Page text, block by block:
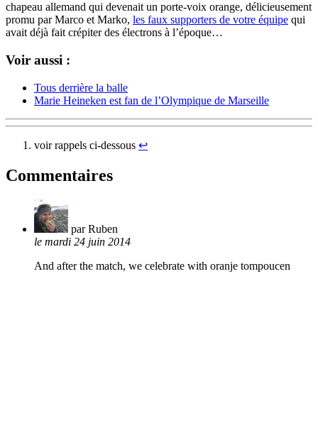
chapeau allemand qui devenait un porte-voix orange, délicieusement
promu par Marco et Marko, les faux supporters de votre équipe qui
avait déjà fait crépiter des électrons à l’époque…
Voir aussi :
Tous derrière la balle
Marie Heineken est fan de l’Olympique de Marseille
voir rappels ci-dessous ↩︎
Commentaires
par Ruben
le mardi 24 juin 2014
And after the match, we celebrate with oranje tompoucen